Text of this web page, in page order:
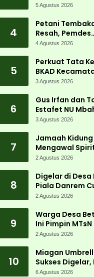
Carnival 2026
Peterongan
5 Agustus 2026
4
Petani
Resah, Pemdes
4 Agustus 2026
5
Perkuat Tata
BKAD
Gelar Pelatihan
3 Agustus 2026
6
Gus Irfan dan
Estafet NU
3 Agustus 2026
7
Jamaah
Mengawal
Muktamar NU
2 Agustus 2026
8
Digelar di Desa
Piala Danrem
Jombang Fokus
2 Agustus 2026
9
Warga Desa
Ini Pimpin
Kembali
2 Agustus 2026
10
Miagan
Sukses Digelar,
Jadi Magnet
6 Agustus 2026